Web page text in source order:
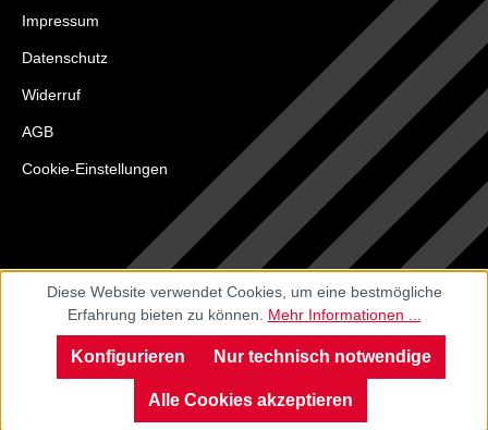
Impressum
Datenschutz
Widerruf
AGB
Cookie-Einstellungen
Diese Website verwendet Cookies, um eine bestmögliche
Erfahrung bieten zu können. Mehr Informationen ...
Nur technisch notwendige
Konfigurieren
Alle Cookies akzeptieren